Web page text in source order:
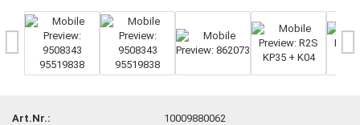
Art.Nr.:
10009880062